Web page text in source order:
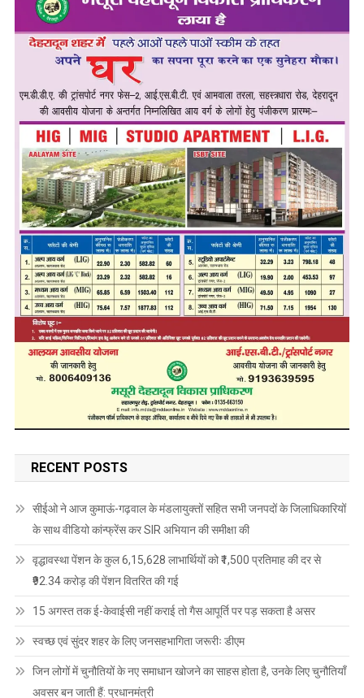
RECENT POSTS
सीईओ ने आज कुमाऊं-गढ़वाल के मंडलायुक्तों सहित सभी जनपदों के जिलाधिकारियों
के साथ वीडियो कांन्फ्रेंस कर SIR अभियान की समीक्षा की
वृद्धावस्था पेंशन के कुल 6,15,628 लाभार्थियों को ₹1,500 प्रतिमाह की दर से
₹92.34 करोड़ की पेंशन वितरित की गई
15 अगस्त तक ई-केवाईसी नहीं कराई तो गैस आपूर्ति पर पड़ सकता है असर
स्वच्छ एवं सुंदर शहर के लिए जनसहभागिता जरूरीः डीएम
जिन लोगों में चुनौतियों के नए समाधान खोजने का साहस होता है, उनके लिए चुनौतियाँ
अवसर बन जाती हैं: प्रधानमंत्री